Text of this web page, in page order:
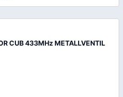
CUB 433MHz METALLVENTIL